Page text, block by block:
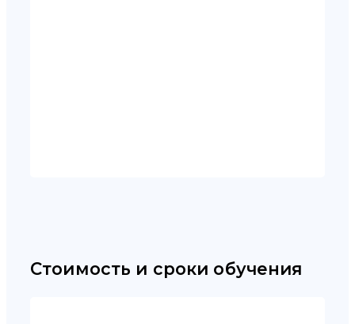
Стоимость и сроки обучения